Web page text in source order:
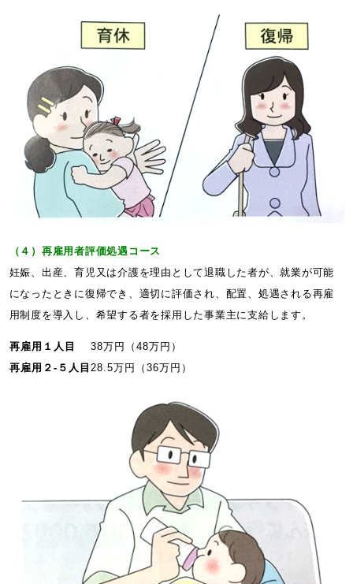
（４）再雇用者評価処遇コース
妊娠、出産、育児又は介護を理由として退職した者が、就業が可能
になったときに復帰でき、適切に評価され、配置、処遇される再雇
用制度を導入し、希望する者を採用した事業主に支給します。
再雇用１人目
38万円（48万円）
再雇用２-５人目 28.5万円（36万円）